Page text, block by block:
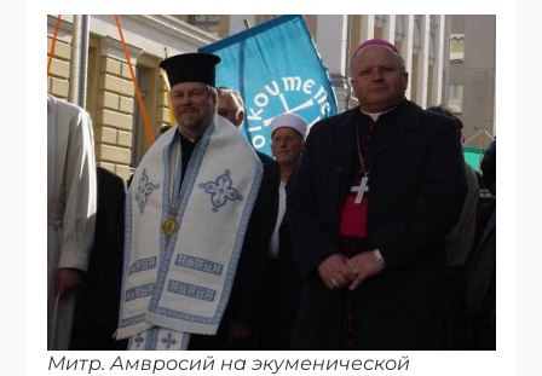
Митр. Амвросий на экуменической